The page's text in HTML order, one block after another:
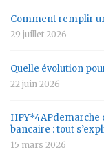
Comment remplir
29 juillet 2026
Quelle évolution
22 juin 2026
HPY*4APdemarche
bancaire : tout
15 mars 2026